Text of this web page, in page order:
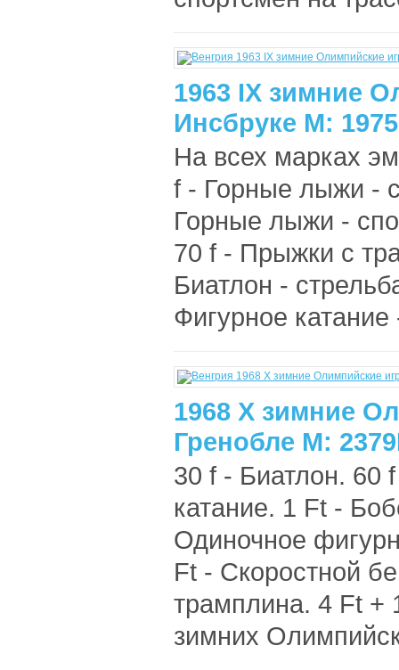
1963 IX зимние
Инсбруке М:
На всех марках
f - Горные лыжи -
Горные лыжи -
70 f - Прыжки с
Биатлон -
Фигурное
1968 X зимние
Гренобле M:
30 f - Биатлон. 60
катание. 1 Ft -
Одиночное
Ft - Скоростной
трамплина. 4 Ft +
зимних